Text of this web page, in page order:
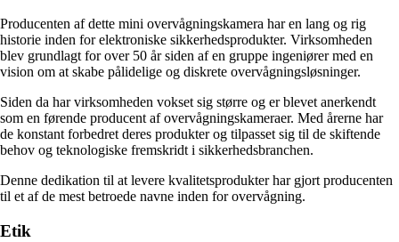
Producenten af dette mini overvågningskamera har en lang og rig
historie inden for elektroniske sikkerhedsprodukter. Virksomheden
blev grundlagt for over 50 år siden af en gruppe ingeniører med en
vision om at skabe pålidelige og diskrete overvågningsløsninger.
Siden da har virksomheden vokset sig større og er blevet anerkendt
som en førende producent af overvågningskameraer. Med årerne har
de konstant forbedret deres produkter og tilpasset sig til de skiftende
behov og teknologiske fremskridt i sikkerhedsbranchen.
Denne dedikation til at levere kvalitetsprodukter har gjort producenten
til et af de mest betroede navne inden for overvågning.
Etik